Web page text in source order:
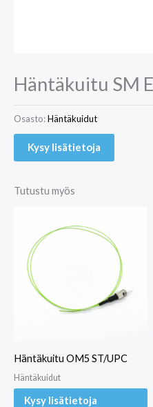
Häntäkuitu SM
Osasto:Häntäkuidut
Kysy lisätietoja
Tutustu myös
Häntäkuitu OM5 ST/UPC
Häntäkuidut
Kysy lisätietoja